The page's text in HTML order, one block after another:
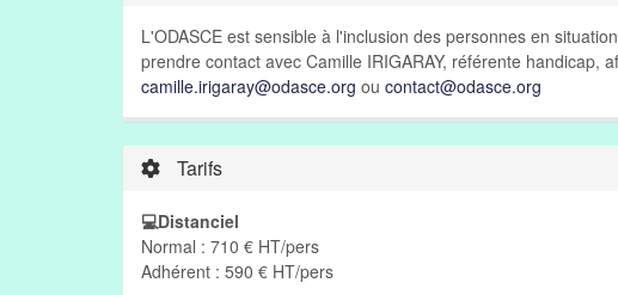
L'ODASCE est sensible à l'inclusion des personnes en
prendre contact avec Camille IRIGARAY, référente
camille.irigaray@odasce.org ou contact@odasce.org
Tarifs
💻Distanciel
Normal : 710 € HT/pers
Adhérent : 590 € HT/pers